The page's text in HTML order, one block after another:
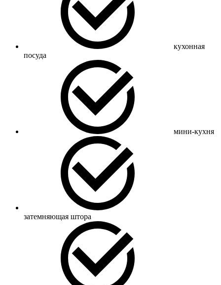
кухонная
посуда
мини-кухня
затемняющая штора